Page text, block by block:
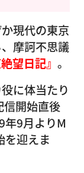
現代の東京
摩訶不思議
望日記』 。
に体当たり
開始直後
年9月よりM
を迎えま